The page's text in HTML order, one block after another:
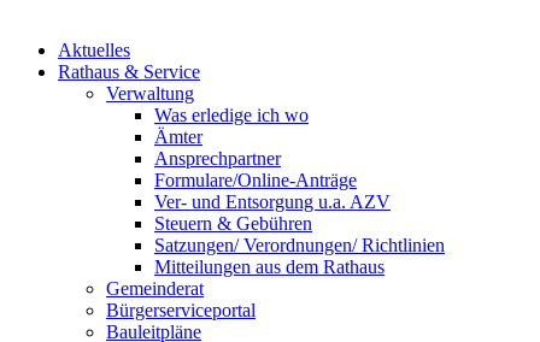
Aktuelles
Rathaus & Service
Verwaltung
Was erledige ich wo
Ämter
Ansprechpartner
Formulare/Online-Anträge
Ver- und Entsorgung u.a. AZV
Steuern & Gebühren
Satzungen/ Verordnungen/ Richtlinien
Mitteilungen aus dem Rathaus
Gemeinderat
Bürgerserviceportal
Bauleitpläne